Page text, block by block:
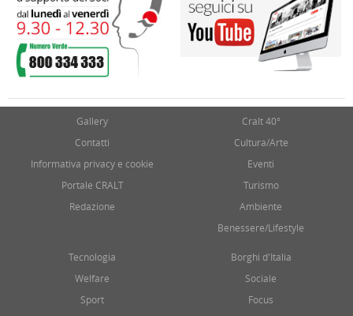
Gallery
Contatti
Informativa privacy e cookie
Portale CRALT
Redazione
Cralt 40°
Cultura/Arte
Eventi
Turismo
Ambiente
Benessere/Lifestyle
Tecnologia
Welfare
Sport
Borghi d'Italia
Sociale
Focus